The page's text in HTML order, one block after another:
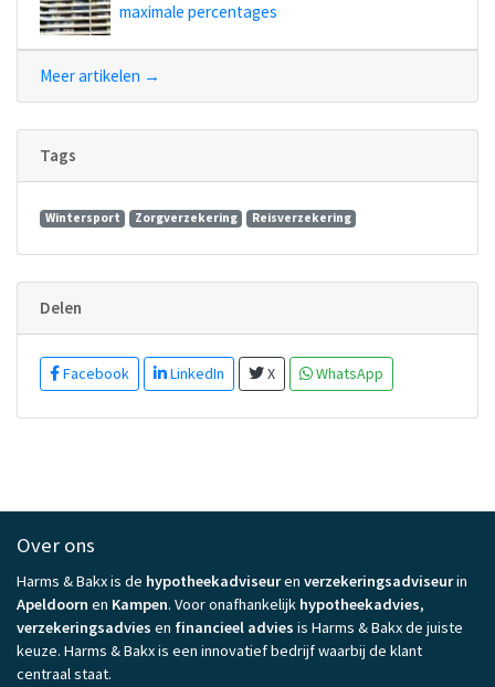
maximale percentages
Meer artikelen →
Tags
Wintersport Zorgverzekering Reisverzekering
Delen
Facebook LinkedIn X WhatsApp
Over ons
Harms & Bakx is de hypotheekadviseuren verzekeringsadviseurin
Apeldoorn en Kampen. Voor onafhankelijk hypotheekadvies,
verzekeringsadvies en financieel advies is Harms & Bakx de juiste
keuze. Harms & Bakx is een innovatief bedrijf waarbij de klant
centraal staat.